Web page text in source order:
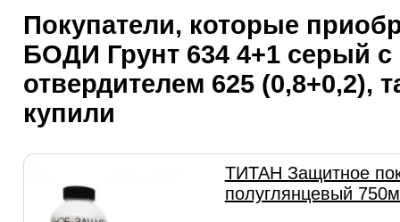
Покупатели, которые
БОДИ Грунт 634 4+1 серый с
отвердителем 625 (0,8+0,2),
купили
ТИТАН Защитное
полуглянцевый